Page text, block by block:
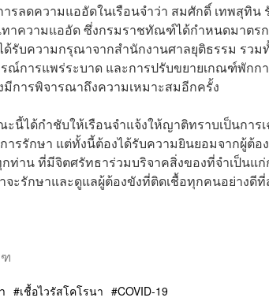
รลดความแออัดในเรือนจำว่า สมศักดิ์ เทพสุทิน
าความแออัด ซึ่งกรมราชทัณฑ์ได้กำหนดมาตร
รับความกรุณาจากสำนักงานศาลยุติธรรม รว
ณ์การแพร่ระบาด และการปรับขยายเกณฑ์พักก
การพิจารณาถึงความเหมาะสมอีกครั้ง
นี้ได้กำชับให้เรือนจำแจ้งให้ญาติทราบเป็นการ
ารรักษา แต่ทั้งนี้ต้องได้รับความยินยอมจากผู้
ท่าน ที่มีจิตศรัทธาร่วมบริจาคสิ่งของที่จำเป็น
จะรักษาและดูแลผู้ต้องขังที่ติดเชื้อทุกคนอย่างดี
เชื้อไวรัสโคโรนา COVID-19